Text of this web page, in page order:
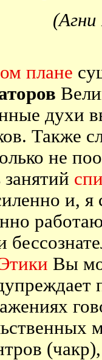
плане
духи
Также
не
и, я
Вы